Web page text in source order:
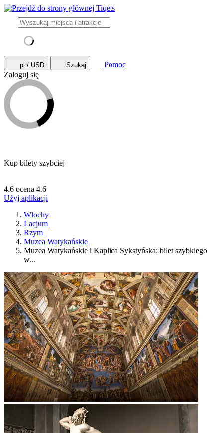
pl / USD Szukaj
Pomoc
Zaloguj się
Kup bilety szybciej
4.6 ocena 4.6
Użyj aplikacji
Włochy
Lacjum
Rzym
Muzea Watykańskie
Muzea Watykańskie i Kaplica Sykstyńska: bilet szybkiego
w...